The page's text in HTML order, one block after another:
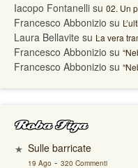
Iacopo Fontanelli su 02. Un
Francesco Abbonizio su
Laura Bellavite su La vera
Francesco Abbonizio su
Francesco Abbonizio su
Roba Figa
Sulle barricate
19 Ago - 320 Commenti